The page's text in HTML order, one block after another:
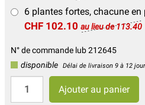
6 plantes fortes, chacune en
CHF 102.10 au lieu de 113.40
N° de commande lub 212645
disponible
Délai de livraison 9 à 12